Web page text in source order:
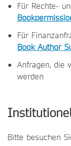
Für Rechte-
Für
Book Author
Anfragen, die
werden
Bitte besuchen